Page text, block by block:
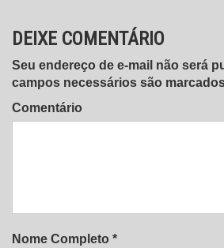
DEIXE COMENTÁRIO
Seu endereço de e-mail não será
campos necessários são
Comentário
Nome Completo *